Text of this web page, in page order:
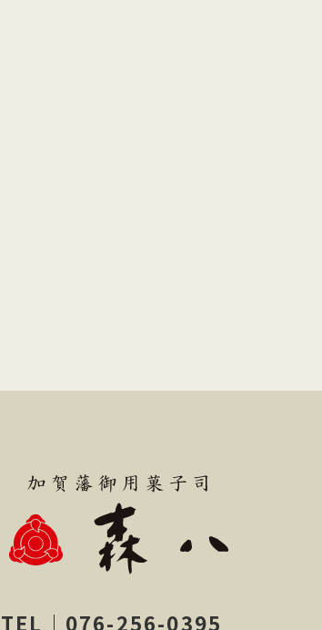
TEL｜076-256-0395